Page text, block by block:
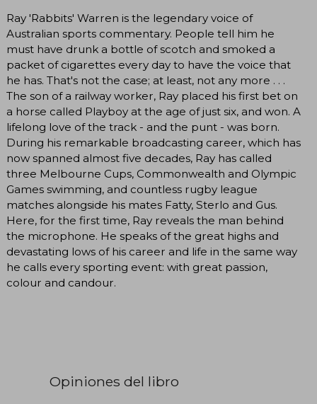
Ray 'Rabbits' Warren is the legendary voice of
Australian sports commentary. People tell him he
must have drunk a bottle of scotch and smoked a
packet of cigarettes every day to have the voice that
he has. That's not the case; at least, not any more . . .
The son of a railway worker, Ray placed his first bet on
a horse called Playboy at the age of just six, and won. A
lifelong love of the track - and the punt - was born.
During his remarkable broadcasting career, which has
now spanned almost five decades, Ray has called
three Melbourne Cups, Commonwealth and Olympic
Games swimming, and countless rugby league
matches alongside his mates Fatty, Sterlo and Gus.
Here, for the first time, Ray reveals the man behind
the microphone. He speaks of the great highs and
devastating lows of his career and life in the same way
he calls every sporting event: with great passion,
colour and candour.
Opiniones del libro